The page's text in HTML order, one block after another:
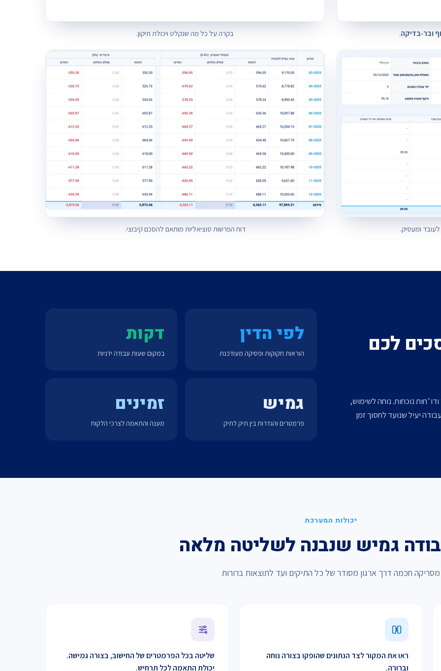
ובר‑בדיקה. בקרה על כל מה שנקלט ויכולת תיקון.
ומעסיק. דוח הפרשות סוציאליות מותאם להסכם קיבוצי.
לכם
נוכחות. נוחה לשימוש,
יעיל שנועד לחסוך זמן
לפי הדין
הוראות חקוקות ופסיקה מעודכנת
דקות
במקום שעות עבודה ידניות
גמיש
פרמטרים והגדרות בין תיק לתיק
זמינים
מענה והתאמה לצרכי הלקוח
יכולות המערכת
גמיש שנבנה לשליטה מלאה
מסריקה חכמה דרך ארגון מסודר של כל התיקים ועד לתוצאות ברורות
ראו את המקור לצד הנתונים שהופקו בצורה נוחה
וברורה.
שליטה בכל הפרמטרים של החישוב, בצורה גמישה.
יכולת התאמה לכל תרחיש.